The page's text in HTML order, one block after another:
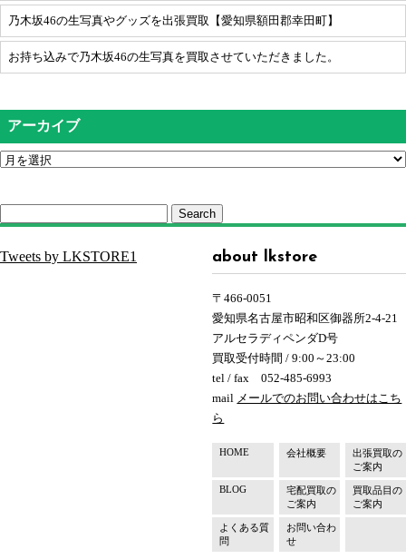
乃木坂46の生写真やグッズを出張買取【愛知県額田郡幸田町】
お持ち込みで乃木坂46の生写真を買取させていただきました。
アーカイブ
Search
Tweets by LKSTORE1 about lkstore
〒466-0051
愛知県名古屋市昭和区御器所2-4-21
アルセラディペンダD号
買取受付時間 / 9:00～23:00
tel / fax 052-485-6993
mail メールでのお問い合わせはこち
ら
HOME 会社概要
出張買取の
ご案内
BLOG
宅配買取の
ご案内
買取品目の
ご案内
よくある質
問
お問い合わ
せ